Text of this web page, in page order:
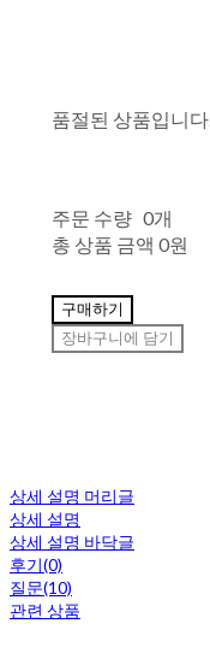
품절된 상품입니다.
주문 수량 0개
총 상품 금액 0원
구매하기
장바구니에 담기
상세 설명 머리글
상세 설명
상세 설명 바닥글
후기(0)
질문(10)
관련 상품